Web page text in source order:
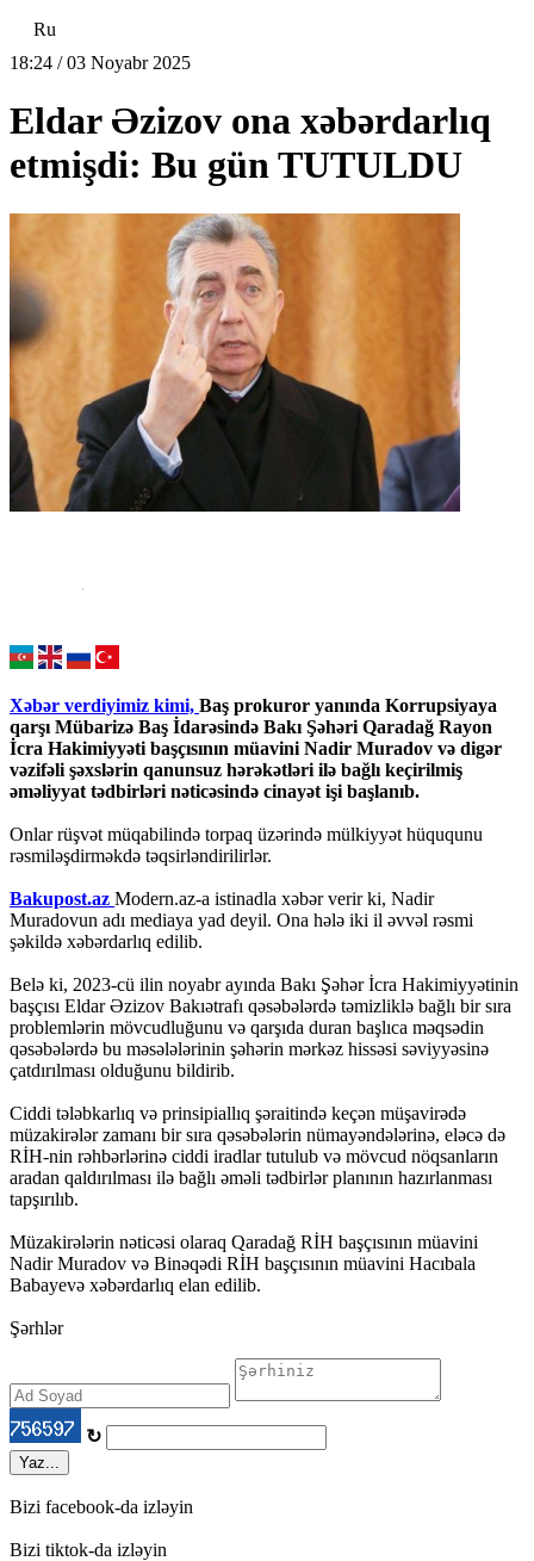
Ru
18:24 / 03 Noyabr 2025
Eldar Əzizov ona xəbərdarlıq
etmişdi: Bu gün TUTULDU
Xəbər verdiyimiz kimi, Baş prokuror yanında Korrupsiyaya
qarşı Mübarizə Baş İdarəsində Bakı Şəhəri Qaradağ Rayon
İcra Hakimiyyəti başçısının müavini Nadir Muradov və digər
vəzifəli şəxslərin qanunsuz hərəkətləri ilə bağlı keçirilmiş
əməliyyat tədbirləri nəticəsində cinayət işi başlanıb.
Onlar rüşvət müqabilində torpaq üzərində mülkiyyət hüququnu
rəsmiləşdirməkdə təqsirləndirilirlər.
Bakupost.az Modern.az-a istinadla xəbər verir ki, Nadir
Muradovun adı mediaya yad deyil. Ona hələ iki il əvvəl rəsmi
şəkildə xəbərdarlıq edilib.
Belə ki, 2023-cü ilin noyabr ayında Bakı Şəhər İcra Hakimiyyətinin
başçısı Eldar Əzizov Bakıətrafı qəsəbələrdə təmizliklə bağlı bir sıra
problemlərin mövcudluğunu və qarşıda duran başlıca məqsədin
qəsəbələrdə bu məsələlərinin şəhərin mərkəz hissəsi səviyyəsinə
çatdırılması olduğunu bildirib.
Ciddi tələbkarlıq və prinsipiallıq şəraitində keçən müşavirədə
müzakirələr zamanı bir sıra qəsəbələrin nümayəndələrinə, eləcə də
RİH-nin rəhbərlərinə ciddi iradlar tutulub və mövcud nöqsanların
aradan qaldırılması ilə bağlı əməli tədbirlər planının hazırlanması
tapşırılıb.
Müzakirələrin nəticəsi olaraq Qaradağ RİH başçısının müavini
Nadir Muradov və Binəqədi RİH başçısının müavini Hacıbala
Babayevə xəbərdarlıq elan edilib.
Şərhlər
↻
Yaz...
Bizi facebook-da izləyin
Bizi tiktok-da izləyin